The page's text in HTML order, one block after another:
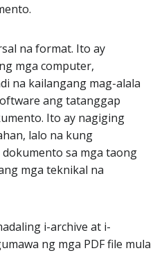
na format. Ito ay
mga computer,
na kailangang mag-alala
ang tatanggap
Ito ay nagiging
lalo na kung
sa mga taong
mga teknikal na
i-archive at i-
ng mga PDF file mula